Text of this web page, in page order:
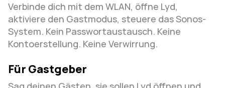
Verbinde dich mit dem WLAN, öffne Lyd,
aktiviere den Gastmodus, steuere das Sonos-
System. Kein Passwortaustausch. Keine
Kontoerstellung. Keine Verwirrung.
Für Gastgeber